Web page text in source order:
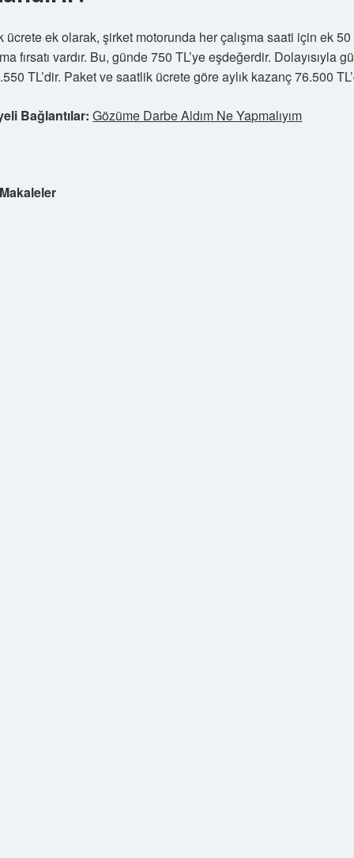
ücrete ek olarak, şirket motorunda her çalışma saati için ek
fırsatı vardır. Bu, günde 750 TL’ye eşdeğerdir. Dolayısıyla
TL’dir. Paket ve saatlik ücrete göre aylık kazanç 76.500
Bağlantılar: Gözüme Darbe Aldım Ne Yapmalıyım
Makaleler